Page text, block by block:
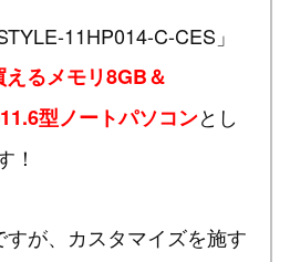
11HP014-C-CES」
るメモリ8GB＆
型ノートパソコンとし
！
が、カスタマイズを施す